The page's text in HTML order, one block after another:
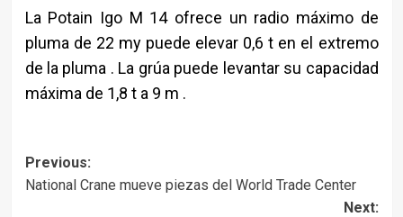
La Potain Igo M 14 ofrece un radio máximo de
pluma de 22 my puede elevar 0,6 t en el extremo
de la pluma . La grúa puede levantar su capacidad
máxima de 1,8 t a 9 m .
Post
Previous:
National Crane mueve piezas del World Trade Center
Next: